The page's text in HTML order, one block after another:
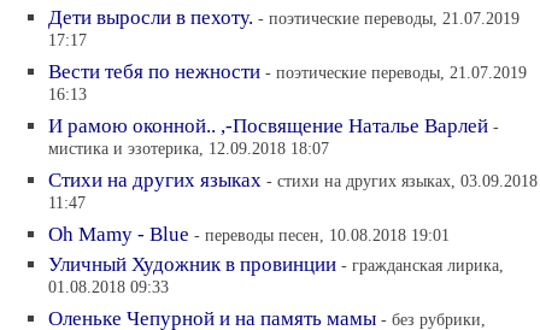
Дети выросли в пехоту. - поэтические переводы, 21.07.2019
17:17
Вести тебя по нежности - поэтические переводы, 21.07.2019
16:13
И рамою оконной.. ,-Посвящение Наталье Варлей -
мистика и эзотерика, 12.09.2018 18:07
Стихи на других языках - стихи на других языках, 03.09.2018
11:47
Oh Mamy - Blue - переводы песен, 10.08.2018 19:01
Уличный Художник в провинции - гражданская лирика,
01.08.2018 09:33
Оленьке Чепурной и на память мамы - без рубрики,